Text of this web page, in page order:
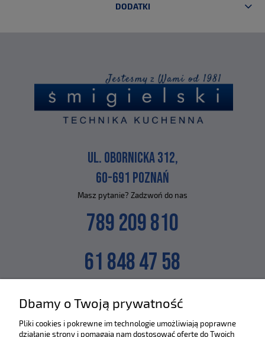
DODATKI
UL. OBORNICKA 312,
60-691 POZNAŃ
Masz pytanie? Zadzwoń do nas
789 209 810
61 848 47 58
SKLEP@ZLEWOZMYWAKI.PL
Dbamy o Twoją prywatność
Pliki cookies i pokrewne im technologie umożliwiają poprawne
działanie strony i pomagają nam dostosować ofertę do Twoich